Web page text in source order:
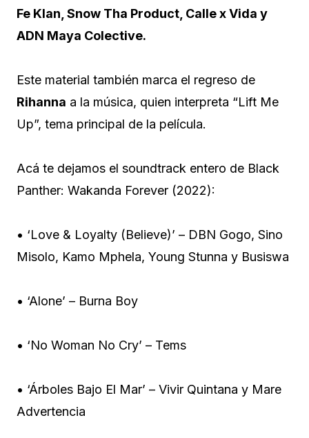
Fe Klan, Snow Tha Product, Calle x Vida y
ADN Maya Colective.
Este material también marca el regreso de
Rihanna a la música, quien interpreta “Lift Me
Up”, tema principal de la película.
Acá te dejamos el soundtrack entero de Black
Panther: Wakanda Forever (2022):
• ‘Love & Loyalty (Believe)’ – DBN Gogo, Sino
Misolo, Kamo Mphela, Young Stunna y Busiswa
• ‘Alone’ – Burna Boy
• ‘No Woman No Cry’ – Tems
• ‘Árboles Bajo El Mar’ – Vivir Quintana y Mare
Advertencia